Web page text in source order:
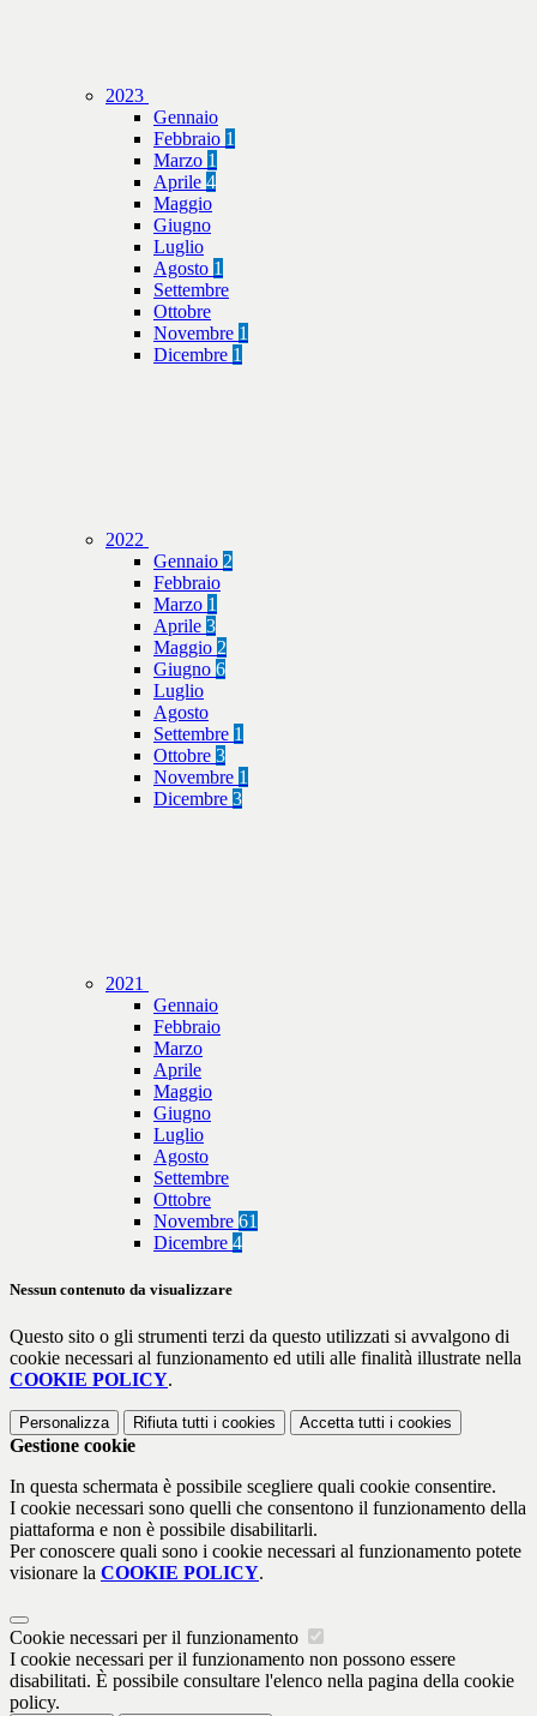
2023
Gennaio
Febbraio 1
Marzo 1
Aprile 4
Maggio
Giugno
Luglio
Agosto 1
Settembre
Ottobre
Novembre 1
Dicembre 1
2022
Gennaio 2
Febbraio
Marzo 1
Aprile 3
Maggio 2
Giugno 6
Luglio
Agosto
Settembre 1
Ottobre 3
Novembre 1
Dicembre 3
2021
Gennaio
Febbraio
Marzo
Aprile
Maggio
Giugno
Luglio
Agosto
Settembre
Ottobre
Novembre 61
Dicembre 4
Nessun contenuto da visualizzare
Questo sito o gli strumenti terzi da questo utilizzati si avvalgono di
cookie necessari al funzionamento ed utili alle finalità illustrate nella
COOKIE POLICY.
Personalizza Rifiuta tutti i cookies Accetta tutti i cookies
Gestione cookie
In questa schermata è possibile scegliere quali cookie consentire.
I cookie necessari sono quelli che consentono il funzionamento della
piattaforma e non è possibile disabilitarli.
Per conoscere quali sono i cookie necessari al funzionamento potete
visionare la COOKIE POLICY.
Cookie necessari per il funzionamento
I cookie necessari per il funzionamento non possono essere
disabilitati. È possibile consultare l'elenco nella pagina della cookie
policy.